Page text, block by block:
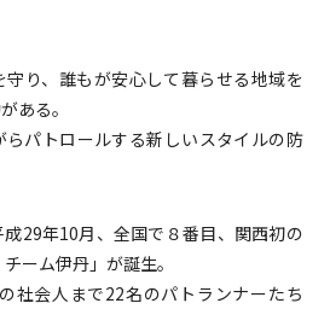
り、誰もが安心して暮らせる地域を
ある。
パトロールする新しいスタイルの防
29年10月、全国で８番目、関西初の
ーム伊丹」が誕生。
社会人まで22名のパトランナーたち